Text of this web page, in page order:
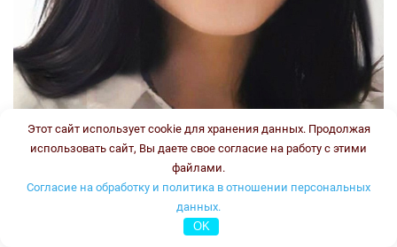
Стаж:
Этот сайт использует cookie для хранения данных. Продолжая
использовать сайт, Вы даете свое согласие на работу с этими
файлами.
Согласие на обработку и политика в отношении персональных
данных.
OK